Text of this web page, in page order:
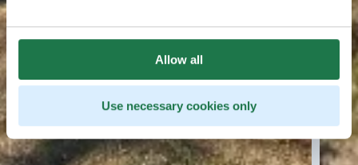
Allow all
Use necessary cookies only